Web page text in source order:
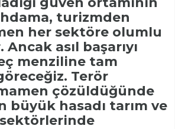
turizmden
her sektöre olumlu
asıl başarıyı
menziline tam
Terör
çözüldüğünde
büyük hasadı tarım ve
sektörlerinde